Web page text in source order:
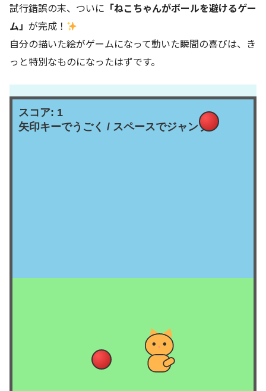
試行錯誤の末、ついに 「ねこちゃんがボールを避けるゲー
ム」 が完成！
自分の描いた絵がゲームになって動いた瞬間の喜びは、き
っと特別なものになったはずです。